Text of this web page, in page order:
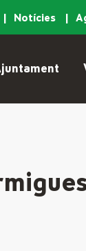
Notícies